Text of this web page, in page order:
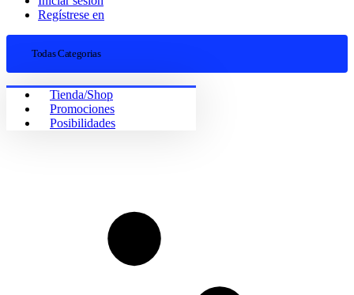
Regístrese en
Todas Categorias
Tienda/Shop
Promociones
Posibilidades